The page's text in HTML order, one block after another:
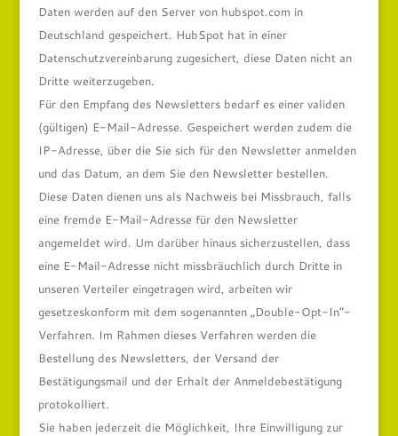
Daten werden auf den Server von hubspot.com in
Deutschland gespeichert. HubSpot hat in einer
Datenschutzvereinbarung zugesichert, diese Daten nicht an
Dritte weiterzugeben.
Für den Empfang des Newsletters bedarf es einer validen
(gültigen) E-Mail-Adresse. Gespeichert werden zudem die
IP-Adresse, über die Sie sich für den Newsletter anmelden
und das Datum, an dem Sie den Newsletter bestellen.
Diese Daten dienen uns als Nachweis bei Missbrauch, falls
eine fremde E-Mail-Adresse für den Newsletter
angemeldet wird. Um darüber hinaus sicherzustellen, dass
eine E-Mail-Adresse nicht missbräuchlich durch Dritte in
unseren Verteiler eingetragen wird, arbeiten wir
gesetzeskonform mit dem sogenannten „Double-Opt-In“-
Verfahren. Im Rahmen dieses Verfahren werden die
Bestellung des Newsletters, der Versand der
Bestätigungsmail und der Erhalt der Anmeldebestätigung
protokolliert.
Sie haben jederzeit die Möglichkeit, Ihre Einwilligung zur